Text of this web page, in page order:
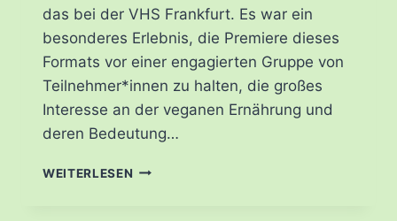
das bei der VHS Frankfurt. Es war ein
besonderes Erlebnis, die Premiere dieses
Formats vor einer engagierten Gruppe von
Teilnehmer*innen zu halten, die großes
Interesse an der veganen Ernährung und
deren Bedeutung…
WEITERLESEN WORKSHOP-